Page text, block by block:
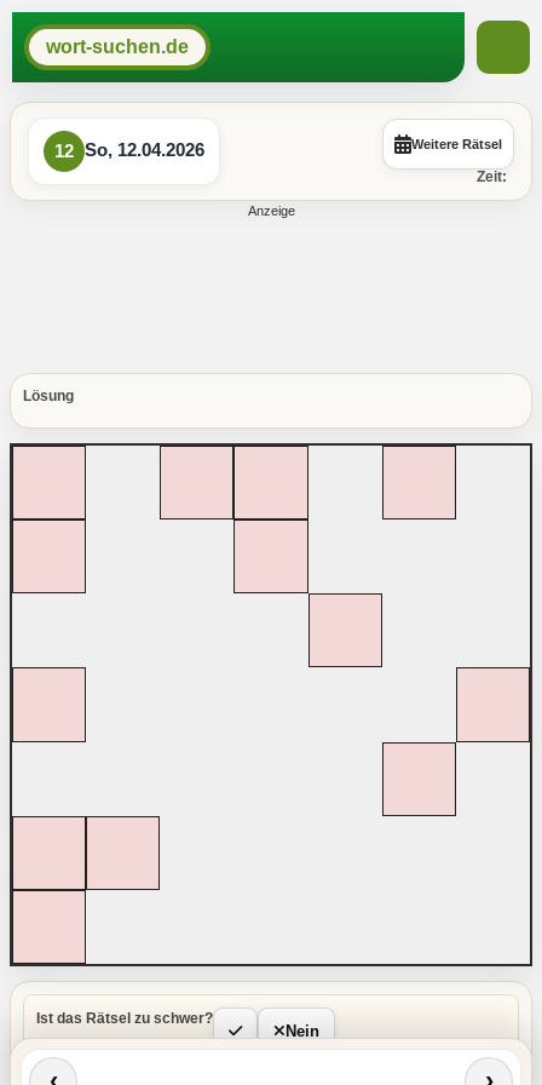
wort-suchen.de
12 So, 12.04.2026 Weitere Rätsel
Zeit:
Lösung
Ist das Rätsel zu schwer?
Nein